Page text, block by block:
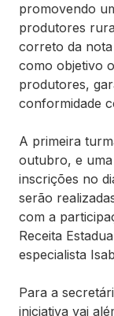
promovendo
produtores
correto da
como objetivo
produtores,
conformidade
A primeira
outubro, e
inscrições no
serão
com a
Receita
especialista
Para a
iniciativa vai